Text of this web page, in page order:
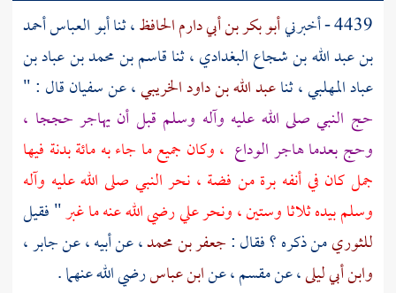
4439 - أخبرني أبو بكر بن أبي دارم الحافظ، ثناأبو العباس أحمد
بن عبد الله بن شجاع البغدادي، ثناقاسم بن محمد بن عباد بن
عباد المهلبي، ثناعبد الله بن داود الخريبي، عنسفيانقال : "
حج النبي صلى الله عليه وآله وسلم قبل أن يهاجر حججا ،
وحج بعدما هاجر الوداع ، وكان جميع ما جاء به مائة بدنة فيها
جمل كان في أنفه برة من فضة ، نحر النبي صلى الله عليه وآله
وسلم بيده ثلاثا وستين ، ونحرعليرضي الله عنه ما غبر" فقيل
للثوريمن ذكره ؟ فقال :جعفر بن محمد، عن أبيه ، عنجابر،
وابن أبي ليلى، عنمقسم، عنابن عباسرضي الله عنهما .